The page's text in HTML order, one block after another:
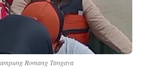
Romang Tangaya